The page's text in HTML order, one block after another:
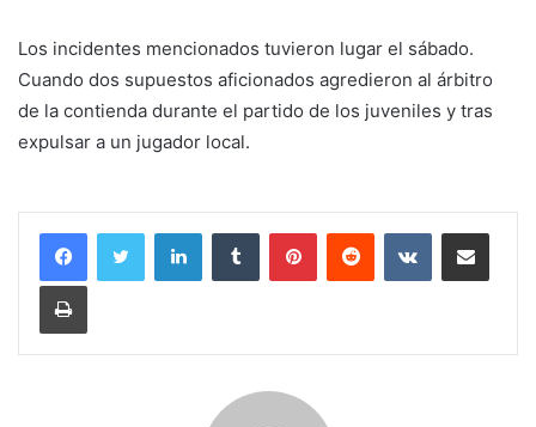
Los incidentes mencionados tuvieron lugar el sábado.
Cuando dos supuestos aficionados agredieron al árbitro
de la contienda durante el partido de los juveniles y tras
expulsar a un jugador local.